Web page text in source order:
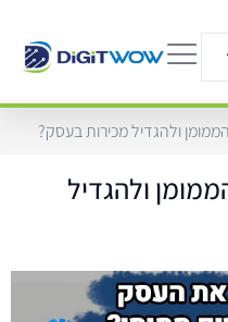
ולהגדיל מכירות בעסק?
ולהגדיל